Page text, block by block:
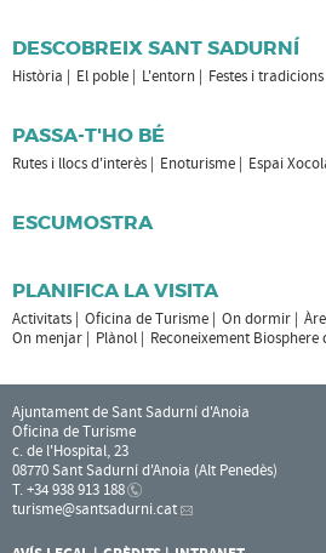
DESCOBREIX SANT SADURNÍ
Història El poble L'entorn Festes i tradicions
PASSA-T'HO BÉ
Rutes i llocs d'interès Enoturisme Espai
ESCUMOSTRA
PLANIFICA LA VISITA
Activitats Oficina de Turisme On dormir
On menjar
Plànol Reconeixement
Ajuntament de Sant Sadurní d'Anoia
Oficina de Turisme
c. de l'Hospital, 23
08770 Sant Sadurní d'Anoia (Alt Penedès)
T. +34 938 913 188
turisme@santsadurni.cat